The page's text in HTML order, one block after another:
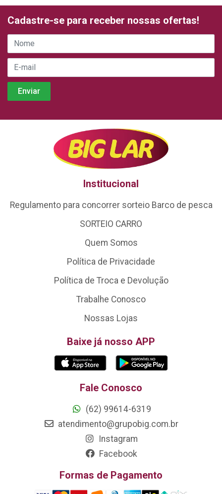
Cadastre-se para receber nossas ofertas!
Institucional
Regulamento para concorrer sorteio Barco de pesca
SORTEIO CARRO
Quem Somos
Política de Privacidade
Política de Troca e Devolução
Trabalhe Conosco
Nossas Lojas
Baixe já nosso APP
Fale Conosco
(62) 99614-6319
atendimento@grupobig.com.br
Instagram
Facebook
Formas de Pagamento